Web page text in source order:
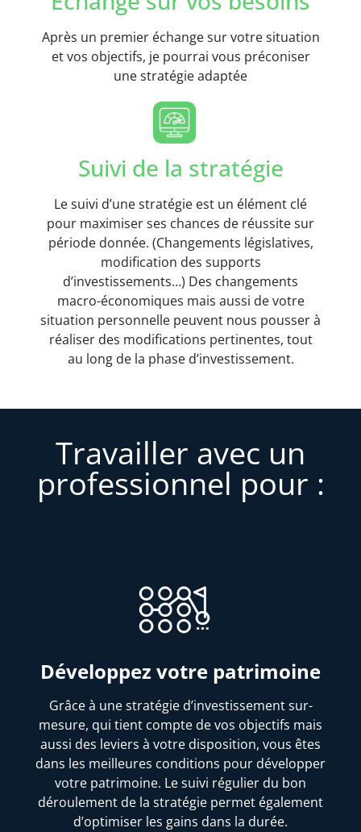
Après un premier échange sur votre situation
et vos objectifs, je pourrai vous préconiser
une stratégie adaptée
Suivi de la stratégie
Le suivi d’une stratégie est un élément clé
pour maximiser ses chances de réussite sur
période donnée. (Changements législatives,
modification des supports
d’investissements…) Des changements
macro-économiques mais aussi de votre
situation personnelle peuvent nous pousser à
réaliser des modifications pertinentes, tout
au long de la phase d’investissement.
Travailler avec un
professionnel pour :
Développez votre patrimoine
Grâce à une stratégie d’investissement sur-
mesure, qui tient compte de vos objectifs mais
aussi des leviers à votre disposition, vous êtes
dans les meilleures conditions pour développer
votre patrimoine. Le suivi régulier du bon
déroulement de la stratégie permet également
d’optimiser les gains dans la durée.